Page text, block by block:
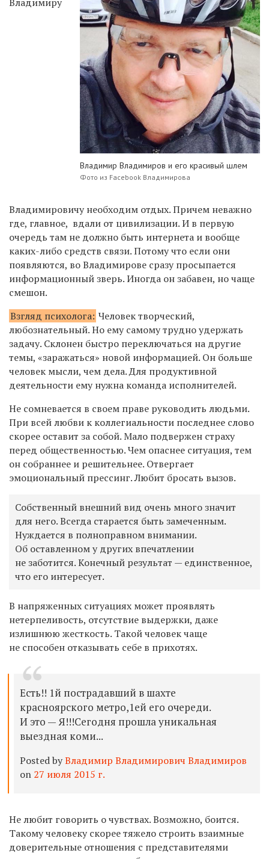
Владимир Владимиров и его красивый шлем
Фото из Facebook Владимирова
Владимировичу необходим отдых. Причем неважно
где, главное, вдали от цивилизации. И в первую
очередь там не должно быть интернета и вообще
каких-либо средств связи. Потому что если они
появляются, во Владимирове сразу просыпается
информационный зверь. Иногда он забавен, но чаще
смешон.
Взгляд психолога: Человек творческий,
любознательный. Но ему самому трудно удержать
задачу. Склонен быстро переключаться на другие
темы, «заражаться» новой информацией. Он больше
человек мысли, чем дела. Для продуктивной
деятельности ему нужна команда исполнителей.
Не сомневается в своем праве руководить людьми.
При всей любви к коллегиальности последнее слово
скорее оставит за собой. Мало подвержен страху
перед общественностью. Чем опаснее ситуация, тем
он собраннее и решительнее. Отвергает
эмоциональный прессинг. Любит бросать вызов.
Собственный внешний вид очень много значит
для него. Всегда старается быть замеченным.
Нуждается в полноправном внимании.
Об оставленном у других впечатлении
не заботится. Конечный результат — единственное,
что его интересует.
В напряженных ситуациях может проявлять
нетерпеливость, отсутствие выдержки, даже
излишнюю жесткость. Такой человек чаще
не способен отказывать себе в прихотях.
Есть!! 1й пострадавший в шахте
красноярского метро,1ей его очереди.
И это — Я!!!Сегодня прошла уникальная
выездная коми...
Posted byВладимир Владимирович Владимиров
on 27 июля 2015 г.
Не любит говорить о чувствах. Возможно, боится.
Такому человеку скорее тяжело строить взаимные
доверительные отношения с представителями